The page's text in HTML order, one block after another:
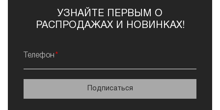
УЗНАЙТЕ ПЕРВЫМ О
РАСПРОДАЖАХ И НОВИНКАХ!
Телефон
Подписаться